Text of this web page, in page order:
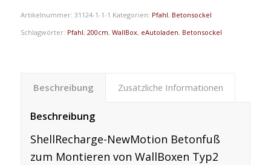
Artikelnummer: 31124-1-1-1 Kategorien: Pfahl, Betonsockel
Schlagwörter: Pfahl, 200cm, WallBox, eAutoladen, Betonsockel
Beschreibung Zusätzliche Informationen
Beschreibung
ShellRecharge-NewMotion Betonfuß
zum Montieren von WallBoxen Typ2